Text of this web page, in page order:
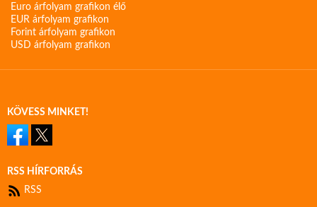
Euro árfolyam grafikon élő
EUR árfolyam grafikon
Forint árfolyam grafikon
USD árfolyam grafikon
KÖVESS MINKET!
RSS HÍRFORRÁS
RSS